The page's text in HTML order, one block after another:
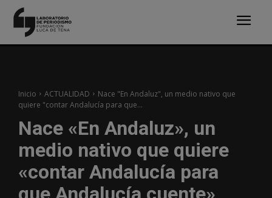
Inicio ACTUALIDAD
Nace "En Andaluz", un medio nativo que
quiere "contar Andalucía para que...
Nace «En Andaluz», un
medio nativo que quiere
«contar Andalucía para